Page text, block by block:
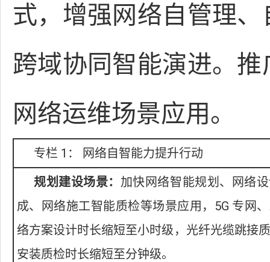
式，增强网络自管理
跨域协同智能演进。
网络运维场景应用。
专栏 1： 网络自智能力提升行动
规划建设场景： 加快网络智能规划、网络
成、网络施工智能质检等场景应用，5G 专网
络方案设计时长缩短至小时级，光纤光缆跳接
安装质检时长缩短至分钟级。